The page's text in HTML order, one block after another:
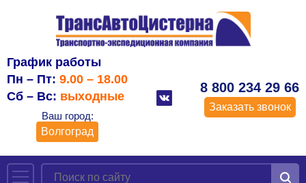
График работы
Пн – Пт: 9.00 – 18.00
Сб – Вс: выходные
Ваш город:
Волгоград
8 800 234 29 66
Заказать звонок